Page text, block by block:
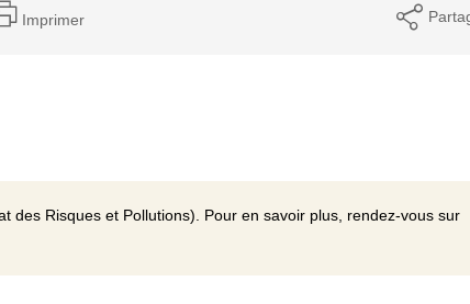
Imprimer
des Risques et Pollutions). Pour en savoir plus, rendez-vous sur